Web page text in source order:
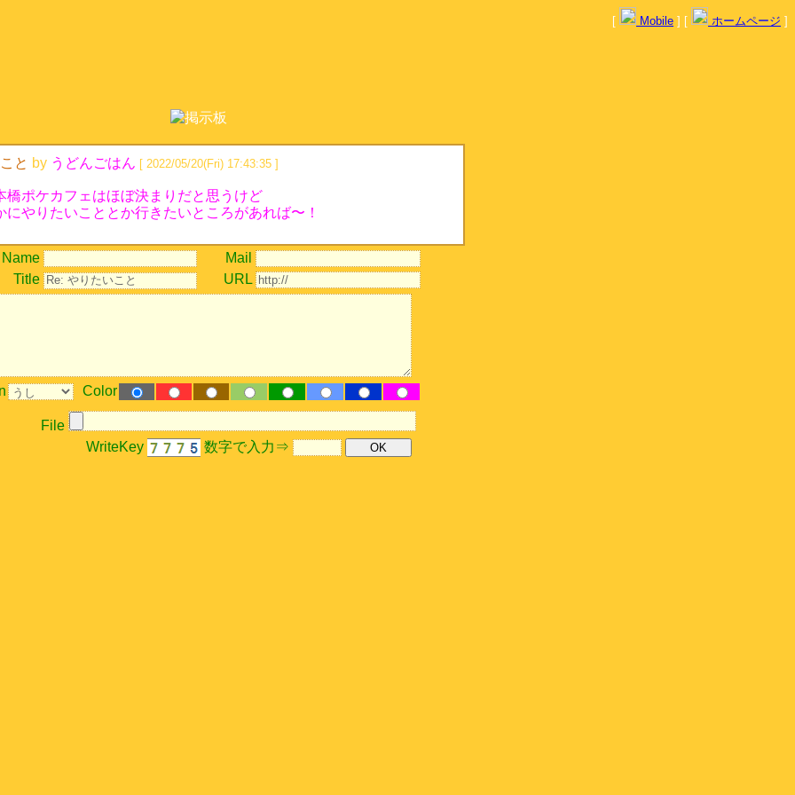
[ Mobile ] [ ホームページ ]
と by うどんごはん [ 2022/05/20(Fri) 17:43:35 ]
橋ポケカフェはほぼ決まりだと思うけど
にやりたいこととか行きたいところがあれば〜！
Name
Mail
Title
URL
Color
File
WriteKey
数字で入力⇒